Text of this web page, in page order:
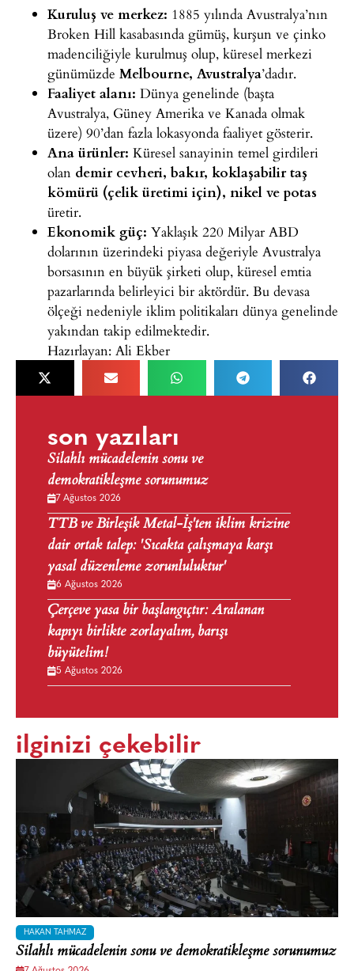
Kuruluş ve merkez: 1885 yılında Avustralya’nın
Broken Hill kasabasında gümüş, kurşun ve çinko
madenciliğiyle kurulmuş olup, küresel merkezi
günümüzde Melbourne, Avustralya’dadır.
Faaliyet alanı: Dünya genelinde (başta
Avustralya, Güney Amerika ve Kanada olmak
üzere) 90’dan fazla lokasyonda faaliyet gösterir.
Ana ürünler: Küresel sanayinin temel girdileri
olan demir cevheri, bakır, koklaşabilir taş
kömürü (çelik üretimi için), nikel ve potas
üretir.
Ekonomik güç: Yaklaşık 220 Milyar ABD
dolarının üzerindeki piyasa değeriyle Avustralya
borsasının en büyük şirketi olup, küresel emtia
pazarlarında belirleyici bir aktördür. Bu devasa
ölçeği nedeniyle iklim politikaları dünya genelinde
yakından takip edilmektedir.
Hazırlayan: Ali Ekber
son yazıları
Silahlı mücadelenin sonu ve
demokratikleşme sorunumuz
7 Ağustos 2026
TTB ve Birleşik Metal-İş'ten iklim krizine
dair ortak talep: 'Sıcakta çalışmaya karşı
yasal düzenleme zorunluluktur'
6 Ağustos 2026
Çerçeve yasa bir başlangıçtır: Aralanan
kapıyı birlikte zorlayalım, barışı
büyütelim!
5 Ağustos 2026
ilginizi çekebilir
HAKAN TAHMAZ
Silahlı mücadelenin sonu ve demokratikleşme sorunumuz